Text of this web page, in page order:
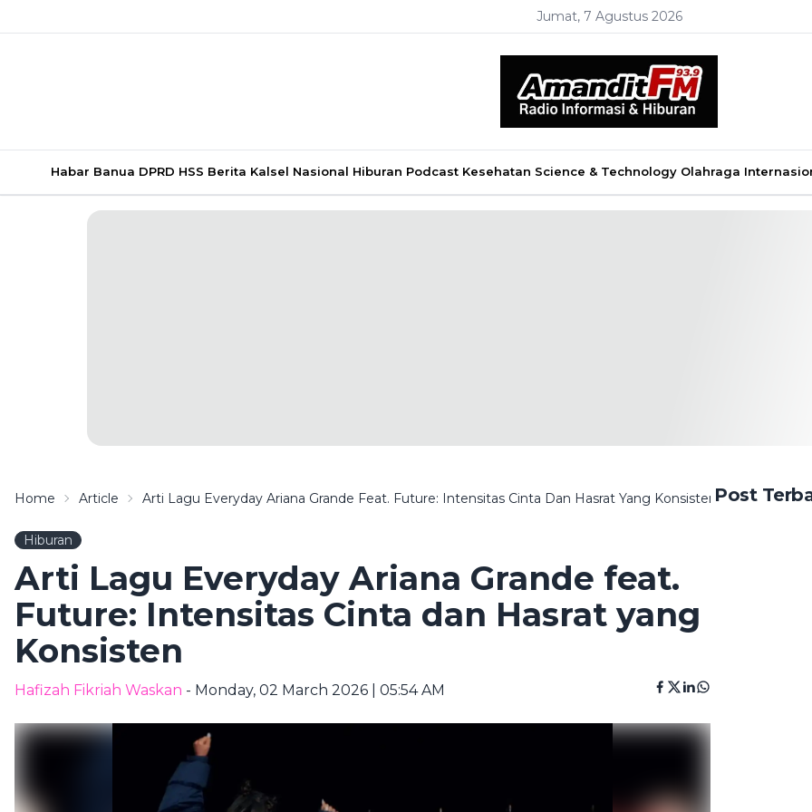
Jumat, 7 Agustus 2026
Habar Banua DPRD HSS Berita Kalsel Nasional Hiburan Podcast Kesehatan Science & Technology Olahraga
Home Article Arti Lagu Everyday Ariana Grande Feat. Future: Intensitas Cinta Dan Hasrat Yang Konsisten
Hiburan
Arti Lagu Everyday Ariana Grande feat.
Future: Intensitas Cinta dan Hasrat yang
Konsisten
Hafizah Fikriah Waskan - Monday, 02 March 2026 | 05:54 AM
Post